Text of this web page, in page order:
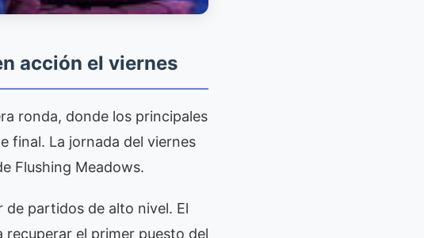
acción el viernes
ronda, donde los principales
final. La jornada del viernes
Flushing Meadows.
de partidos de alto nivel. El
el primer puesto del